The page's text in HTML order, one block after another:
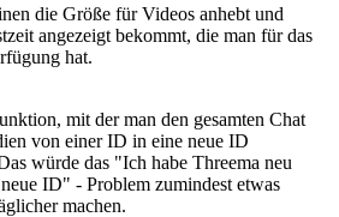
die Größe für Videos anhebt und
angezeigt bekommt, die man für das
hat.
mit der man den gesamten Chat
von einer ID in eine neue ID
würde das "Ich habe Threema neu
ID" - Problem zumindest etwas
machen.